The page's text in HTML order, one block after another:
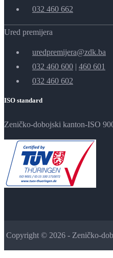
032 460 662
Ured premijera
uredpremijera@zdk.ba
032 460 600 | 460 601
032 460 602
ISO standard
Zeničko-dobojski kanton-ISO
Copyright © 2026 - Zeničko-